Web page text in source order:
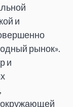
и
рынок».
и
окружающей